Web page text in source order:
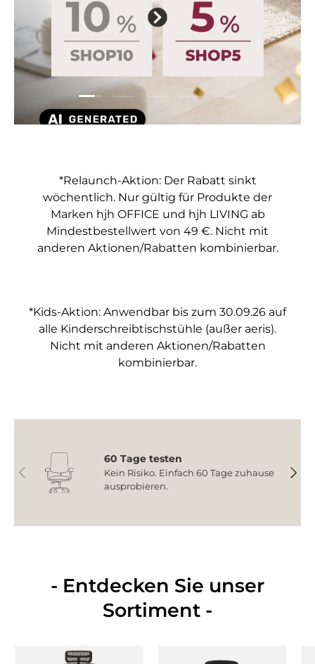
Folie laden 1 von 5
Folie laden 2 von 5
Folie laden 3 von 5
Folie laden 4 von 5
Folie laden 5
*Relaunch-Aktion: Der Rabatt sinkt
wöchentlich. Nur gültig für Produkte der
Marken hjh OFFICE und hjh LIVING ab
Mindestbestellwert von 49 €. Nicht mit
anderen Aktionen/Rabatten kombinierbar.
*Kids-Aktion: Anwendbar bis zum 30.09.26 auf
alle Kinderschreibtischstühle (außer aeris).
Nicht mit anderen Aktionen/Rabatten
kombinierbar.
Vorherige
60 Tage testen
Kein Risiko. Einfach 60 Tage zuhause
ausprobieren.
- Entdecken Sie unser
Sortiment -